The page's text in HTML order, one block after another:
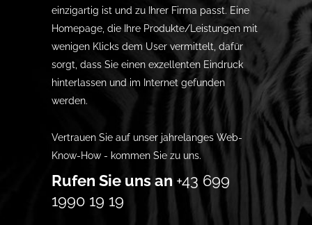
einzigartig ist und zu Ihrer Firma passt. Eine
Homepage, die Ihre Produkte/Leistungen mit
wenigen Klicks dem User vermittelt, dafür
sorgt, dass Sie einen exzellenten Eindruck
hinterlassen und im Internet gefunden
werden.
Vertrauen Sie auf unser jahrelanges Web-
Know-How - kommen Sie zu uns.
Rufen Sie uns an +43 699
1990 19 19